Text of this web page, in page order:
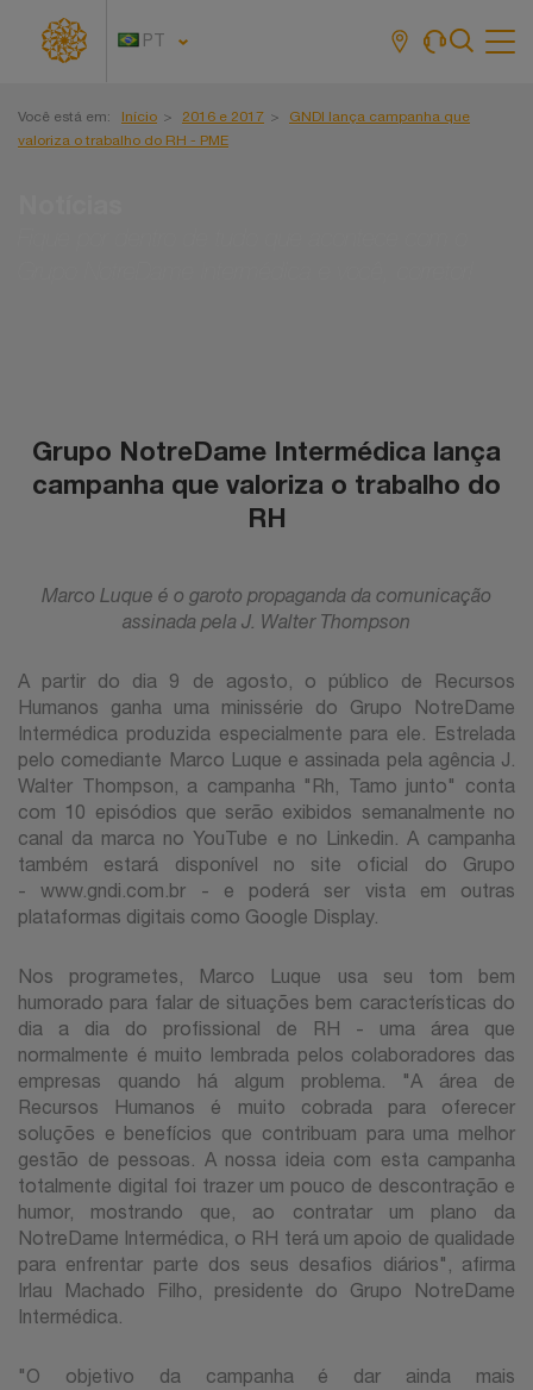
PT
Você está em: Início 2016 e 2017
GNDI lança campanha que
valoriza o trabalho do RH - PME
Grupo NotreDame Intermédica lança
campanha que valoriza o trabalho do
RH
Marco Luque é o garoto propaganda da comunicação
assinada pela J. Walter Thompson
A partir do dia 9 de agosto, o público de Recursos
Humanos ganha uma minissérie do Grupo NotreDame
Intermédica produzida especialmente para ele. Estrelada
pelo comediante Marco Luque e assinada pela agência J.
Walter Thompson, a campanha "Rh, Tamo junto" conta
com 10 episódios que serão exibidos semanalmente no
canal da marca no YouTube e no Linkedin. A campanha
também estará disponível no site oficial do Grupo
- www.gndi.com.br - e poderá ser vista em outras
plataformas digitais como Google Display.
Nos programetes, Marco Luque usa seu tom bem
humorado para falar de situações bem características do
dia a dia do profissional de RH - uma área que
normalmente é muito lembrada pelos colaboradores das
empresas quando há algum problema. "A área de
Recursos Humanos é muito cobrada para oferecer
soluções e benefícios que contribuam para uma melhor
gestão de pessoas. A nossa ideia com esta campanha
totalmente digital foi trazer um pouco de descontração e
humor, mostrando que, ao contratar um plano da
NotreDame Intermédica, o RH terá um apoio de qualidade
para enfrentar parte dos seus desafios diários", afirma
Irlau Machado Filho, presidente do Grupo NotreDame
Intermédica.
"O objetivo da campanha é dar ainda mais